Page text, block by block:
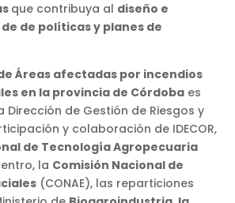
que contribuya al diseño e
de políticas y planes de
Áreas afectadas por incendios
en la provincia de Córdoba es
de Gestión de Riesgos y
y colaboración de IDECOR,
de Tecnología Agropecuaria
la Comisión Nacional de
(CONAE), las reparticiones